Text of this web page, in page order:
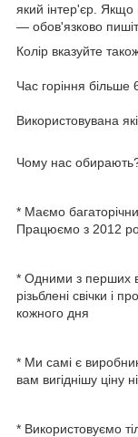
який інтер'єр. Якщо
— обов'язково
Колір вказуйте
Час горіння більше
Використовувана
Чому нас
* Маємо
Працюємо з 2012
* Одними з перших в
різьблені свічки і
кожного дня
* Ми самі є
вам вигіднішу ціну
* Використовуємо